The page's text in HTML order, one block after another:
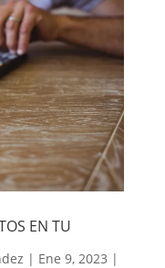
EN TU
| Ene 9, 2023 |